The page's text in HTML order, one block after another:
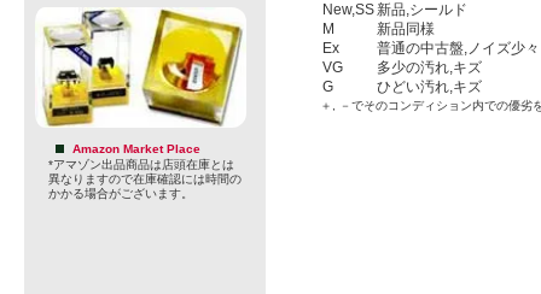
Amazon Market Place
*アマゾン出品商品は店頭在庫とは
異なりますので在庫確認には時間の
かかる場合がございます。
New,SS新品,シールド
M
新品同様
Ex
普通の中古盤,ノイズ少々
VG
多少の汚れ,キズ
G
ひどい汚れ,キズ
＋, －でそのコンディション内での優劣